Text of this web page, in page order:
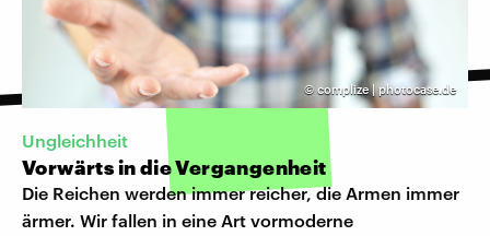
© complize | photocase.de
Ungleichheit
Vorwärts in die Vergangenheit
Die Reichen werden immer reicher, die Armen immer
ärmer. Wir fallen in eine Art vormoderne